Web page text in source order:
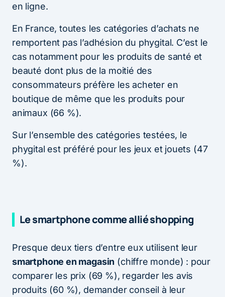
en ligne.
En France, toutes les catégories d’achats ne
remportent pas l’adhésion du phygital. C’est le
cas notamment pour les produits de santé et
beauté dont plus de la moitié des
consommateurs préfère les acheter en
boutique de même que les produits pour
animaux (66 %).
Sur l’ensemble des catégories testées, le
phygital est préféré pour les jeux et jouets (47
%).
Le smartphone comme allié shopping
Presque deux tiers d’entre eux utilisent leur
smartphone en magasin (chiffre monde) : pour
comparer les prix (69 %), regarder les avis
produits (60 %), demander conseil à leur